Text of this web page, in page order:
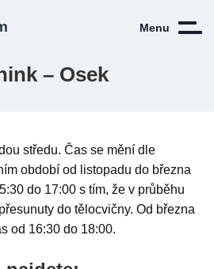
Menu
– Osek
středu. Čas se mění dle
období od listopadu do března
do 17:00 s tím, že v průběhu
do tělocvičny. Od března
od 16:30 do 18:00.